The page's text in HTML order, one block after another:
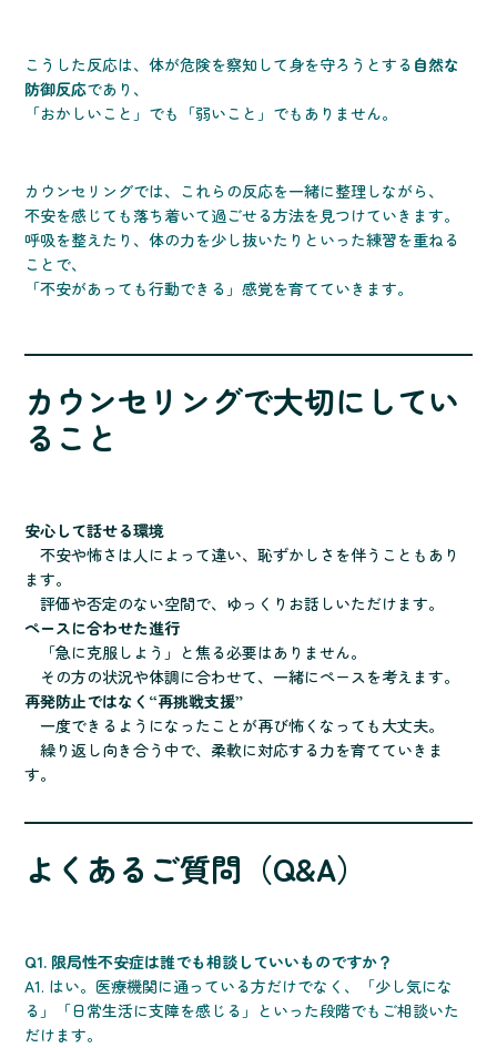
こうした反応は、体が危険を察知して身を守ろうとする 自然な
防御反応であり、
「おかしいこと」でも「弱いこと」でもありません。
カウンセリングでは、これらの反応を一緒に整理しながら、
不安を感じても落ち着いて過ごせる方法を見つけていきます。
呼吸を整えたり、体の力を少し抜いたりといった練習を重ねる
ことで、
「不安があっても行動できる」感覚を育てていきます。
カウンセリングで大切にしてい
ること
安心して話せる環境
不安や怖さは人によって違い、恥ずかしさを伴うこともあり
ます。
評価や否定のない空間で、ゆっくりお話しいただけます。
ペースに合わせた進行
「急に克服しよう」と焦る必要はありません。
その方の状況や体調に合わせて、一緒にペースを考えます。
再発防止ではなく“再挑戦支援”
一度できるようになったことが再び怖くなっても大丈夫。
繰り返し向き合う中で、柔軟に対応する力を育てていきま
す。
よくあるご質問（Q&A）
Q1. 限局性不安症は誰でも相談していいものですか？
A1. はい。医療機関に通っている方だけでなく、「少し気にな
る」「日常生活に支障を感じる」といった段階でもご相談いた
だけます。